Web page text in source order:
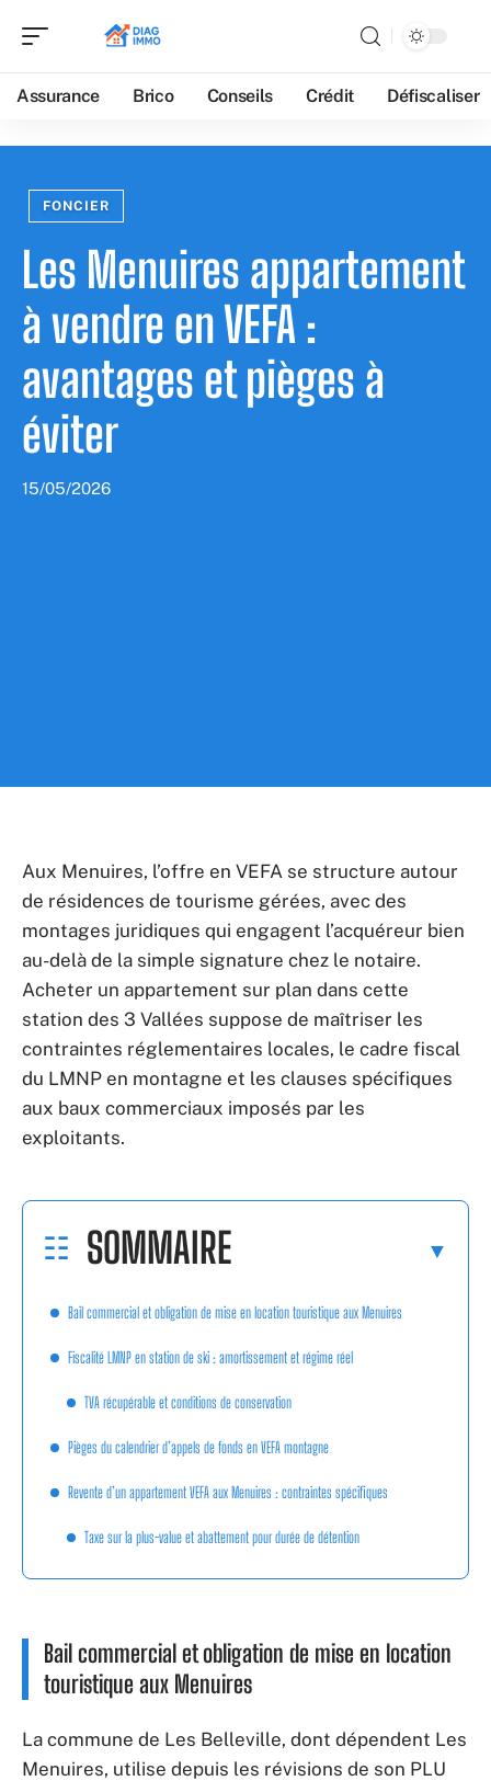
Assurance Brico Conseils Crédit Défiscaliser
FONCIER
Les Menuires appartement
à vendre en VEFA :
avantages et pièges à
éviter
15/05/2026
Aux Menuires, l’offre en VEFA se structure autour
de résidences de tourisme gérées, avec des
montages juridiques qui engagent l’acquéreur bien
au-delà de la simple signature chez le notaire.
Acheter un appartement sur plan dans cette
station des 3 Vallées suppose de maîtriser les
contraintes réglementaires locales, le cadre fiscal
du LMNP en montagne et les clauses spécifiques
aux baux commerciaux imposés par les
exploitants.
SOMMAIRE
Bail commercial et obligation de mise en location touristique aux Menuires
Fiscalité LMNP en station de ski : amortissement et régime réel
TVA récupérable et conditions de conservation
Pièges du calendrier d’appels de fonds en VEFA montagne
Revente d’un appartement VEFA aux Menuires : contraintes spécifiques
Taxe sur la plus-value et abattement pour durée de détention
Bail commercial et obligation de mise en location
touristique aux Menuires
La commune de Les Belleville, dont dépendent Les
Menuires, utilise depuis les révisions de son PLU